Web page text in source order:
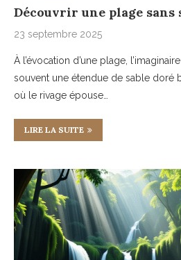
Découvrir une plage sans
23 septembre 2025
À l’évocation d’une plage,
souvent une étendue de sable doré
où le rivage épouse…
LIRE LA SUITE